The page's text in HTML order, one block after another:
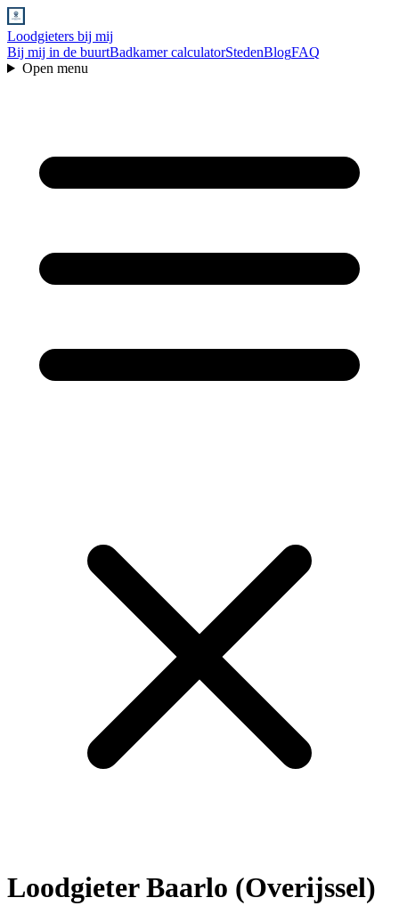
Loodgieters bij mij
Bij mij in de buurtBadkamer calculatorStedenBlogFAQ
Open menu
LoodgieterBaarlo (Overijssel)